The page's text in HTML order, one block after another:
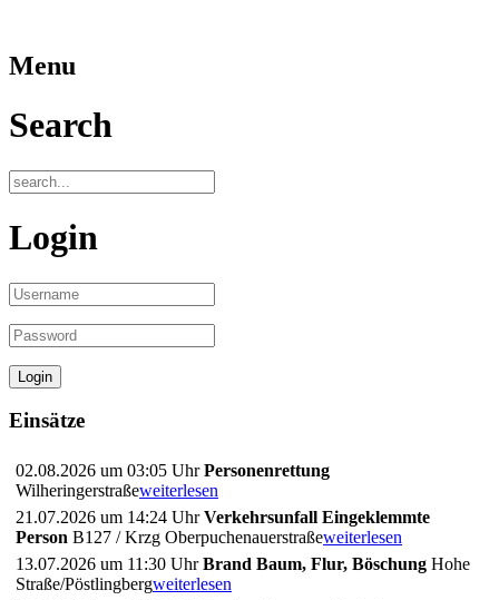
Menu
Search
Login
Einsätze
02.08.2026 um 03:05 UhrPersonenrettung
Wilheringerstraßeweiterlesen
21.07.2026 um 14:24 UhrVerkehrsunfall Eingeklemmte
Person B127 / Krzg Oberpuchenauerstraßeweiterlesen
13.07.2026 um 11:30 UhrBrand Baum, Flur, Böschung Hohe
Straße/Pöstlingbergweiterlesen